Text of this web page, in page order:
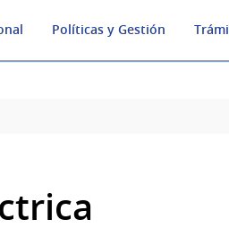
Políticas y Gestión